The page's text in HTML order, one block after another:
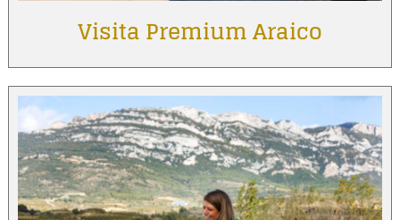
Visita Premium Araico